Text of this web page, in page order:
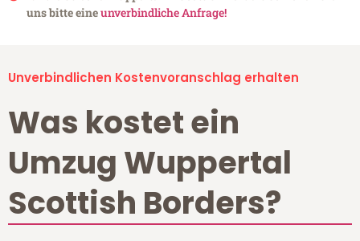
uns bitte eineunverbindliche Anfrage!
Unverbindlichen Kostenvoranschlag erhalten
Was kostet ein
Umzug Wuppertal
Scottish Borders?